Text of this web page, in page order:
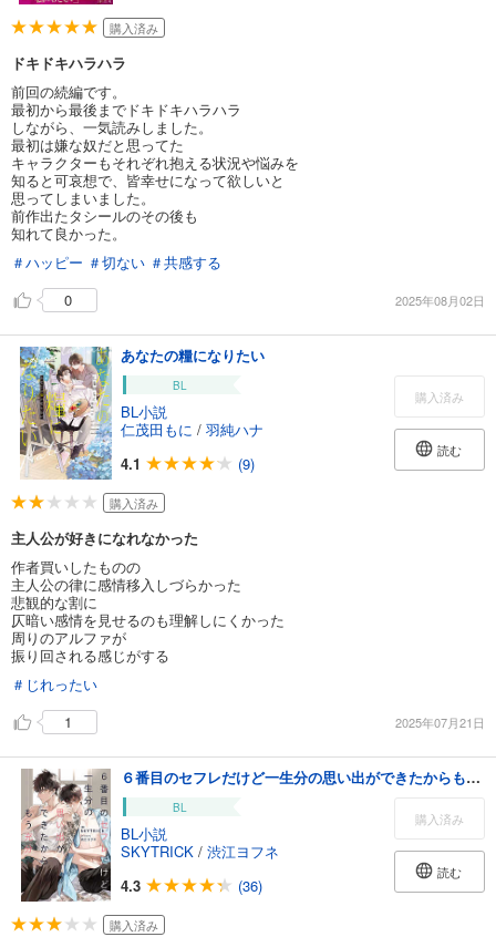
購入済み
ドキドキハラハラ
前回の続編です。
最初から最後までドキドキハラハラ
しながら、一気読みしました。
最初は嫌な奴だと思ってた
キャラクターもそれぞれ抱える状況や悩みを
知ると可哀想で、皆幸せになって欲しいと
思ってしまいました。
前作出たタシールのその後も
知れて良かった。
＃ハッピー ＃切ない ＃共感する
0
2025年08月02日
あなたの糧になりたい
BL
BL小説
仁茂田もに / 羽純ハナ
4.1
(9)
購入済み
読む
購入済み
主人公が好きになれなかった
作者買いしたものの
主人公の律に感情移入しづらかった
悲観的な割に
仄暗い感情を見せるのも理解しにくかった
周りのアルファが
振り回される感じがする
＃じれったい
1
2025年07月21日
６番目のセフレだけど一生分の思い出ができたからもう充分
BL
BL小説
SKYTRICK / 渋江ヨフネ
4.3
(36)
購入済み
読む
購入済み